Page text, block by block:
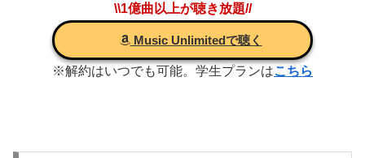
\\1億曲以上が聴き放題//
Music Unlimitedで聴く
※解約はいつでも可能。学生プランはこちら